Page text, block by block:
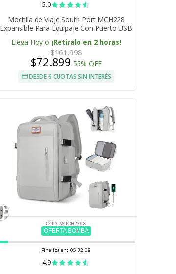
5.0
Mochila de Viaje South Port MCH228
Expansible Para Equipaje Con Puerto USB
Impermeable
Llega Hoy o ¡Retiralo en 2 horas!
$161.998
$72.899 55% OFF
DESDE 6 CUOTAS SIN INTERÉS
COD. MOCH229X
OFERTA BOMBA
Finaliza en: 05:32:07
4.9